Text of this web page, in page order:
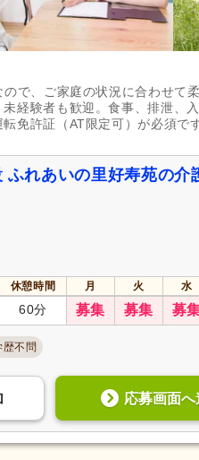
で、ご家庭の状況に合わせて
経験者も歓迎。食事、排泄、
免許証（AT限定可）が必須で
れあいの里好寿苑の介
休憩時間 月 火 水
60分 募集 募集 募
歴不問
応募画面へ